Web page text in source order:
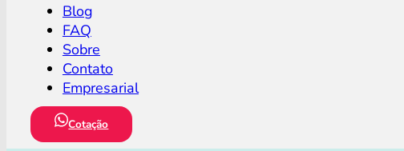
Blog
FAQ
Sobre
Contato
Empresarial
Cotação